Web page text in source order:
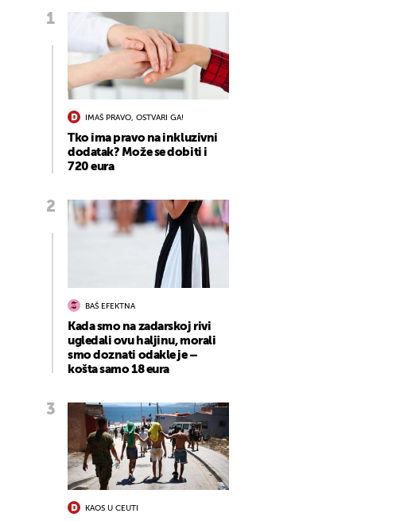
IMAŠ PRAVO, OSTVARI GA!
Tko ima pravo na inkluzivni
dodatak? Može se dobiti i
720 eura
BAŠ EFEKTNA
Kada smo na zadarskoj rivi
ugledali ovu haljinu, morali
smo doznati odakle je –
košta samo 18 eura
KAOS U CEUTI